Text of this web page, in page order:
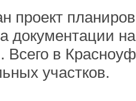
проект
документации
в
участков.